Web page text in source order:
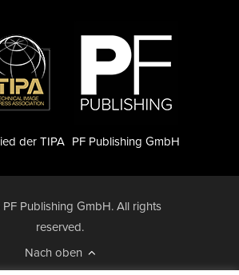
PF Publishing GmbH
der TIPA
Publishing GmbH. All rights
reserved.
Nach oben